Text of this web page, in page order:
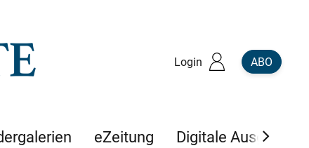
Login ABO
eZeitung Digitale Ausgaben